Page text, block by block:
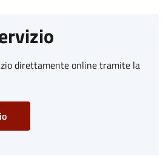
direttamente online tramite la